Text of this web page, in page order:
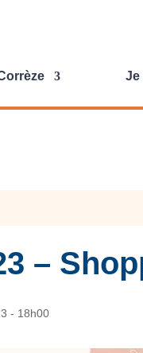
Je
–
- 18h00